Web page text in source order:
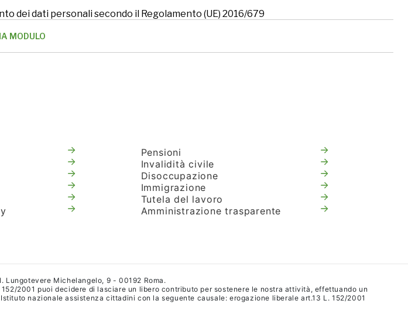
dei dati personali secondo il Regolamento (UE) 2016/679
Pensioni
Invalidità civile
Disoccupazione
Immigrazione
Tutela del lavoro
Amministrazione trasparente
Lungotevere Michelangelo, 9 - 00192 Roma.
2001 puoi decidere di lasciare un libero contributo per sostenere le nostra attività, effettuando un
nazionale assistenza cittadini con la seguente causale: erogazione liberale art.13 L. 152/2001